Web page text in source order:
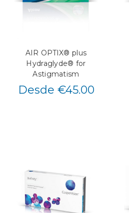
AIR OPTIX® plus
Hydraglyde® for
Astigmatism
Desde €45.00